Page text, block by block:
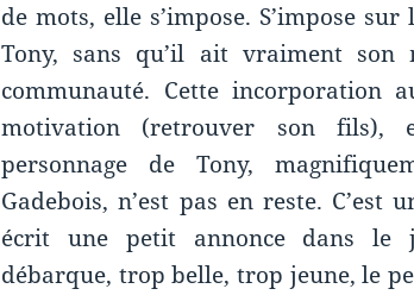
de mots, elle s’impose. S’impose
Tony, sans qu’il ait vraiment son
communauté. Cette
motivation (retrouver son fils),
personnage de Tony,
Gadebois, n’est pas en reste.
écrit une petit annonce dans
débarque, trop belle, trop jeune, le